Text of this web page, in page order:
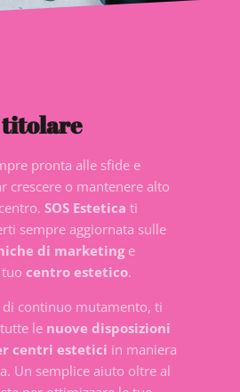
titolare
pronta alle sfide e
crescere o mantenere alto
SOS Estetica ti
sempre aggiornata sulle
di marketinge
tuocentro estetico.
continuo mutamento, ti
le nuove disposizioni
centri estetici in maniera
Un semplice aiuto oltre al